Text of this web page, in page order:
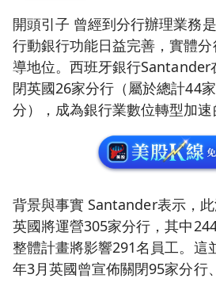
開頭引子 曾經到分行辦理業務
行動銀行功能日益完善，實體
導地位。西班牙銀行Santander
閉英國26家分行（屬於總計44
分），成為銀行業數位轉型加速
背景與事實 Santander表示，
英國將運營305家分行，其中
整體計畫將影響291名員工。這
年3月英國曾宣佈關閉95家分行